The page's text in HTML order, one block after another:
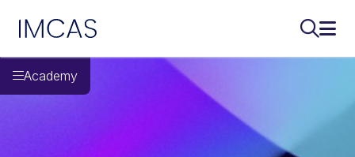
IMCAS
Academy